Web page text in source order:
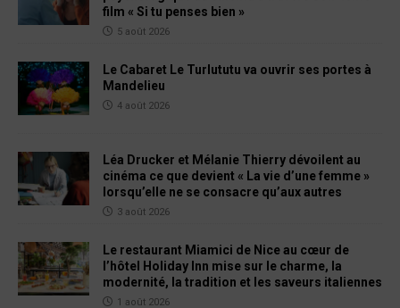
film « Si tu penses bien »
5 août 2026
Le Cabaret Le Turlututu va ouvrir ses portes à
Mandelieu
4 août 2026
Léa Drucker et Mélanie Thierry dévoilent au
cinéma ce que devient « La vie d’une femme »
lorsqu’elle ne se consacre qu’aux autres
3 août 2026
Le restaurant Miamici de Nice au cœur de
l’hôtel Holiday Inn mise sur le charme, la
modernité, la tradition et les saveurs italiennes
1 août 2026